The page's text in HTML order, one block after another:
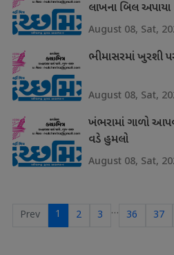
લાખના બિલ અપાયા
August 08, Sat,
ભીમાસરમાં ખુરશી
August 08, Sat,
ખંભરામાં ગાળો
વડે હુમલો
August 08, Sat,
Prev 1 2 3 … 36 37